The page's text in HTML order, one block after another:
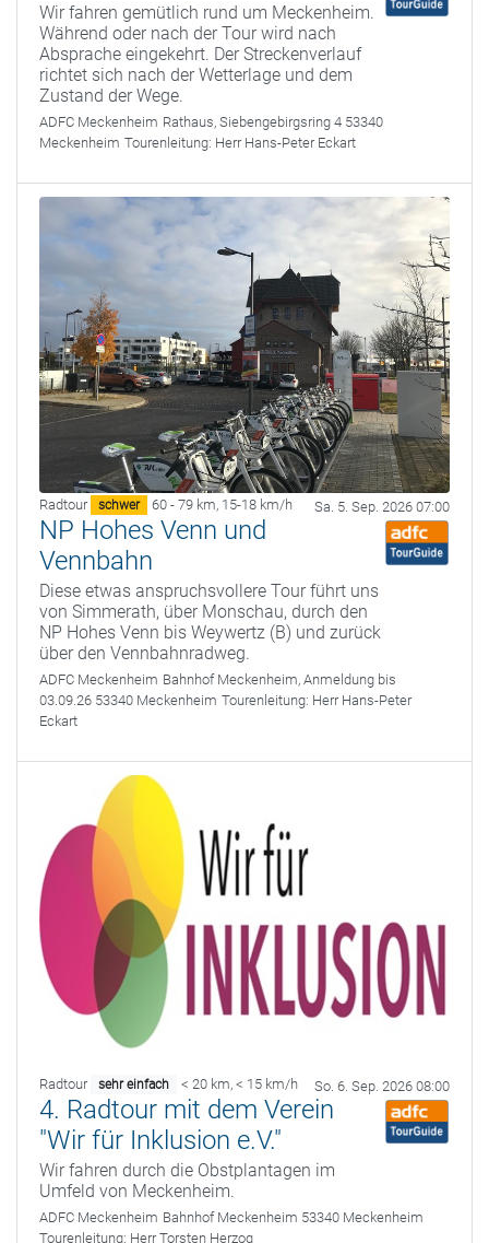
Wir fahren gemütlich rund um Meckenheim.
Während oder nach der Tour wird nach
Absprache eingekehrt. Der Streckenverlauf
richtet sich nach der Wetterlage und dem
Zustand der Wege.
ADFC Meckenheim Rathaus, Siebengebirgsring 4 53340
Meckenheim Tourenleitung: Herr Hans-Peter Eckart
Radtour schwer 60 - 79 km, 15-18 km/h Sa. 5. Sep. 2026 07:00
NP Hohes Venn und
Vennbahn
Diese etwas anspruchsvollere Tour führt uns
von Simmerath, über Monschau, durch den
NP Hohes Venn bis Weywertz (B) und zurück
über den Vennbahnradweg.
ADFC Meckenheim Bahnhof Meckenheim, Anmeldung bis
03.09.26 53340 Meckenheim Tourenleitung: Herr Hans-Peter
Eckart
Radtour sehr einfach < 20 km, < 15 km/h So. 6. Sep. 2026 08:00
4. Radtour mit dem Verein
"Wir für Inklusion e.V."
Wir fahren durch die Obstplantagen im
Umfeld von Meckenheim.
ADFC Meckenheim Bahnhof Meckenheim 53340 Meckenheim
Tourenleitung: Herr Torsten Herzog